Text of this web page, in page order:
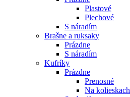
Plastové
Plechové
S náradím
Brašne a ruksaky
Prázdne
S náradím
Kufríky
Prázdne
Prenosné
Na kolieskach